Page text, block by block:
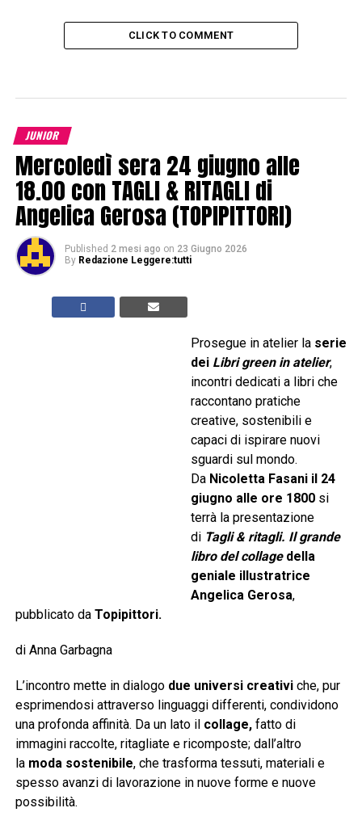
CLICK TO COMMENT
JUNIOR
Mercoledì sera 24 giugno alle
18.00 con TAGLI & RITAGLI di
Angelica Gerosa (TOPIPITTORI)
Published 2 mesi ago on 23 Giugno 2026
By Redazione Leggere:tutti
Prosegue in atelier la serie
dei Libri green in atelier,
incontri dedicati a libri che
raccontano pratiche
creative, sostenibili e
capaci di ispirare nuovi
sguardi sul mondo.
Da Nicoletta Fasani il 24
giugno alle ore 1800si
terrà la presentazione
di Tagli & ritagli. Il grande
libro del collagedella
geniale illustratrice
Angelica Gerosa,
pubblicato da Topipittori.
di Anna Garbagna
L’incontro mette in dialogo due universi creativiche, pur
esprimendosi attraverso linguaggi differenti, condividono
una profonda affinità. Da un lato il collage,fatto di
immagini raccolte, ritagliate e ricomposte; dall’altro
la moda sostenibile, che trasforma tessuti, materiali e
spesso avanzi di lavorazione in nuove forme e nuove
possibilità.